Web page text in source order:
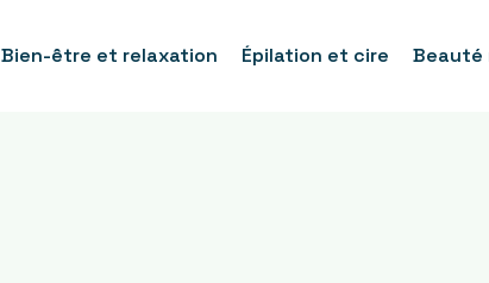
Bien-être et relaxation Épilation et cire Beauté